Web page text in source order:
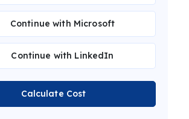
Continue with Microsoft
Continue with LinkedIn
Calculate Cost